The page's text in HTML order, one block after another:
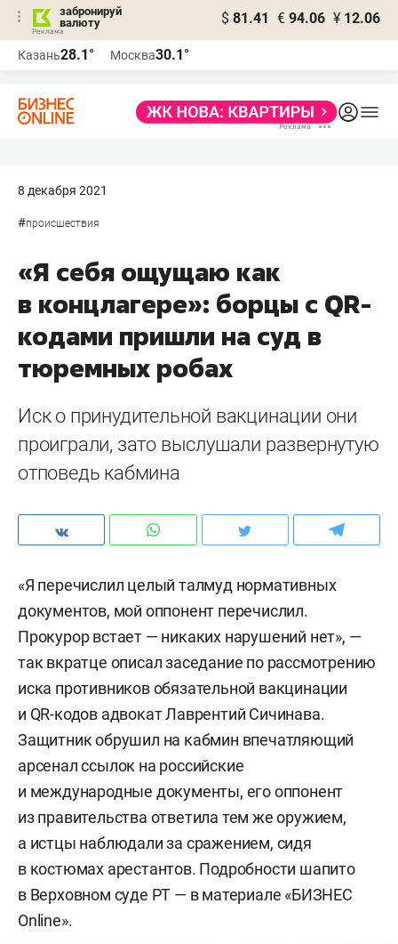
забронируй
валюту
$ 81.41 € 94.06 ¥ 12.06
Казань28.1° Москва30.1°
8 декабря 2021
#происшествия
«Я себя ощущаю как
в концлагере»: борцы с QR-
кодами пришли на суд в
тюремных робах
Иск о принудительной вакцинации они
проиграли, зато выслушали развернутую
отповедь кабмина
«Я перечислил целый талмуд нормативных
документов, мой оппонент перечислил.
Прокурор встает — никаких нарушений нет», —
так вкратце описал заседание по рассмотрению
иска противников обязательной вакцинации
и QR-кодов адвокат Лаврентий Сичинава.
Защитник обрушил на кабмин впечатляющий
арсенал ссылок на российские
и международные документы, его оппонент
из правительства ответила тем же оружием,
а истцы наблюдали за сражением, сидя
в костюмах арестантов. Подробности шапито
в Верховном суде РТ — в материале «БИЗНЕС
Online».